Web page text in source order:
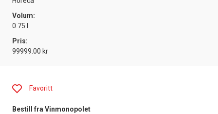
Volum:
0.75 l
Pris:
99999.00 kr
Favoritt
Bestill fra Vinmonopolet